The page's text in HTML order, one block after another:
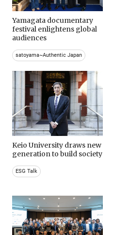
Yamagata documentary
festival enlightens global
audiences
satoyama~Authentic Japan
Keio University draws new
generation to build society
ESG Talk